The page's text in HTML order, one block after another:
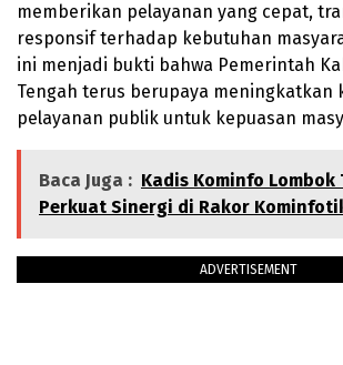
memberikan pelayanan yang cepat,
responsif terhadap kebutuhan
ini menjadi bukti bahwa Pemerintah
Tengah terus berupaya meningkatkan
pelayanan publik untuk kepuasan
Baca Juga : Kadis Kominfo Lombok
Perkuat Sinergi di Rakor
ADVERTISEMENT